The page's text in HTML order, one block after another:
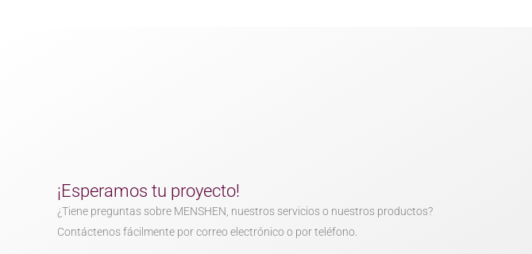
¡Esperamos tu proyecto!
¿Tiene preguntas sobre MENSHEN, nuestros servicios o nuestros productos?
Contáctenos fácilmente por correo electrónico o por teléfono.